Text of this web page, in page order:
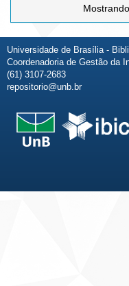
Universidade de Brasília -
Coordenadoria de Gestão da
(61) 3107-2683
repositorio@unb.br